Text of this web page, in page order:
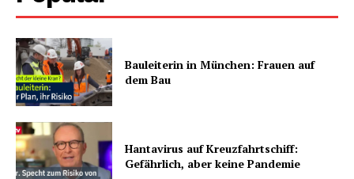
Bauleiterin in München: Frauen auf
dem Bau
Hantavirus auf Kreuzfahrtschiff:
Gefährlich, aber keine Pandemie